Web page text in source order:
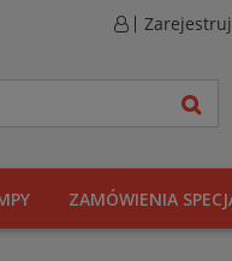
ZAMÓWIENIA